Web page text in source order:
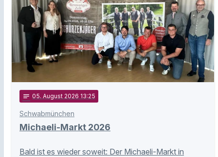
notes 05. August 2026 13:25
Schwabmünchen
Michaeli-Markt 2026
Bald ist es wieder soweit: Der Michaeli-Markt in